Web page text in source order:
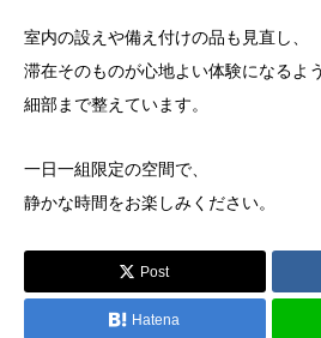
室内の設えや備え付けの品も見直し、
滞在そのものが心地よい体験になるよう
細部まで整えています。
一日一組限定の空間で、
静かな時間をお楽しみください。
Post
Hatena